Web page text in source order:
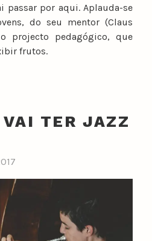
passar por aqui. Aplauda-se
do seu mentor (Claus
projecto pedagógico, que
frutos.
VAI TER JAZZ